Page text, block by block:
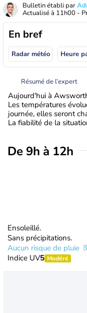
Bulletin établi par
Actualisé à 11h00 -
En bref
Radar météo Heure
Résumé de l’expert
Aujourd'hui à
Les températures
journée, elles seront
La fiabilité de la
De 9h à 12h
Ensoleillé.
Sans précipitations.
Aucun risque de pluie
Indice UV5 Modéré